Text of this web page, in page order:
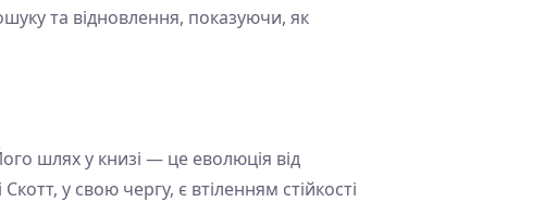
та відновлення, показуючи, як
шлях у книзі — це еволюція від
у свою чергу, є втіленням стійкості